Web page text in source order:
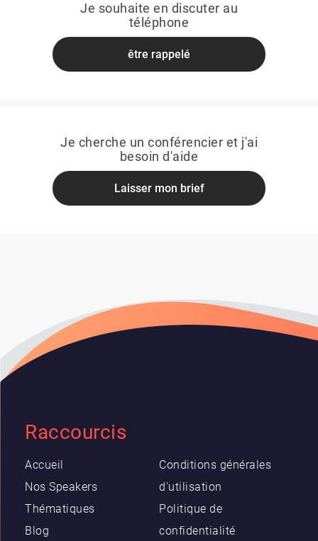
Je souhaite en discuter au
téléphone
être rappelé
Je cherche un conférencier et j'ai
besoin d'aide
Laisser mon brief
Raccourcis
Accueil
Nos Speakers
Thématiques
Blog
Conditions générales
d'utilisation
Politique de
confidentialité